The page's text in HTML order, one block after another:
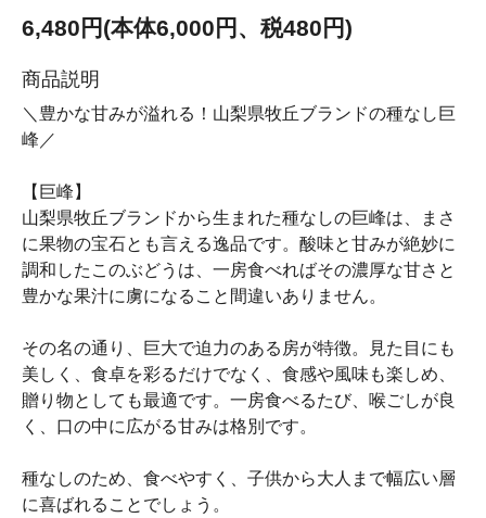
6,480円(本体6,000円、税480円)
商品説明
＼豊かな甘みが溢れる！山梨県牧丘ブランドの種なし巨
峰／
【巨峰】
山梨県牧丘ブランドから生まれた種なしの巨峰は、まさ
に果物の宝石とも言える逸品です。酸味と甘みが絶妙に
調和したこのぶどうは、一房食べればその濃厚な甘さと
豊かな果汁に虜になること間違いありません。
その名の通り、巨大で迫力のある房が特徴。見た目にも
美しく、食卓を彩るだけでなく、食感や風味も楽しめ、
贈り物としても最適です。一房食べるたび、喉ごしが良
く、口の中に広がる甘みは格別です。
種なしのため、食べやすく、子供から大人まで幅広い層
に喜ばれることでしょう。